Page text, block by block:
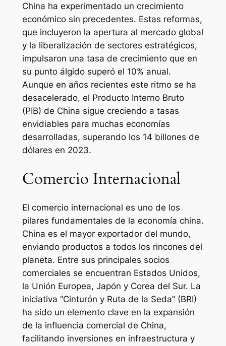
China ha experimentado un crecimiento
económico sin precedentes. Estas reformas,
que incluyeron la apertura al mercado global
y la liberalización de sectores estratégicos,
impulsaron una tasa de crecimiento que en
su punto álgido superó el 10% anual.
Aunque en años recientes este ritmo se ha
desacelerado, el Producto Interno Bruto
(PIB) de China sigue creciendo a tasas
envidiables para muchas economías
desarrolladas, superando los 14 billones de
dólares en 2023.
Comercio Internacional
El comercio internacional es uno de los
pilares fundamentales de la economía china.
China es el mayor exportador del mundo,
enviando productos a todos los rincones del
planeta. Entre sus principales socios
comerciales se encuentran Estados Unidos,
la Unión Europea, Japón y Corea del Sur. La
iniciativa “Cinturón y Ruta de la Seda” (BRI)
ha sido un elemento clave en la expansión
de la influencia comercial de China,
facilitando inversiones en infraestructura y